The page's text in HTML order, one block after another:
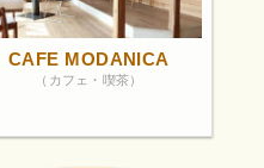
CAFE MODANICA
（カフェ・喫茶）